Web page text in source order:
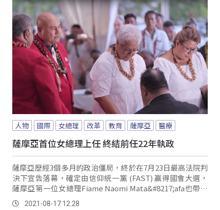
人物 國際 女總理 改革 教育 薩摩亞 醫療
薩摩亞首位女總理上任 終結前任22年執政
薩摩亞歷經3個多月的政治僵局，終於在7月23日最高法院判
決下宣告落幕，確定由信仰統一黨 (FAST) 贏得國會大選，
薩摩亞第一位女總理Fiame Naomi Mata&#8217;afa也帶領
新內閣正式上任。
2021-08-17 12:28